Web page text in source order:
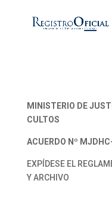
MINISTERIO DE
CULTOS
ACUERDO Nº
EXPÍDESE EL
Y ARCHIVO